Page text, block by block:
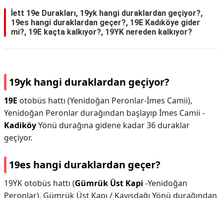
İett 19e Durakları, 19yk hangi duraklardan geçiyor?,
19es hangi duraklardan geçer?, 19E Kadıköye gider
mi?, 19E kaçta kalkıyor?, 19YK nereden kalkıyor?
19yk hangi duraklardan geçiyor?
19E otobüs hattı (Yenidoğan Peronlar-İmes Camii),
Yenidoğan Peronlar durağından başlayıp İmes Camii -
KadiköyYönü durağına gidene kadar 36 duraklar
geçiyor.
19es hangi duraklardan geçer?
19YK otobüs hattı (Gümrük Üst Kapi -Yenidoğan
Peronlar), Gümrük Üst Kapı / Kayışdağı Yönü durağından